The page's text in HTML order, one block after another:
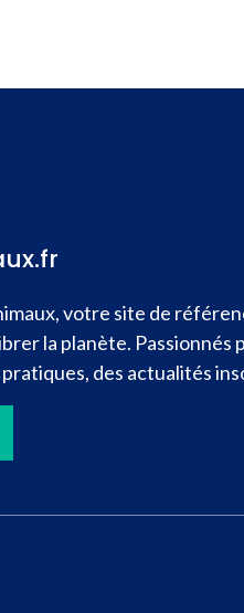
votre site de
la planète. Passionnés
des actualités